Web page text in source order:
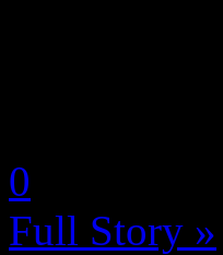
0
Full Story »